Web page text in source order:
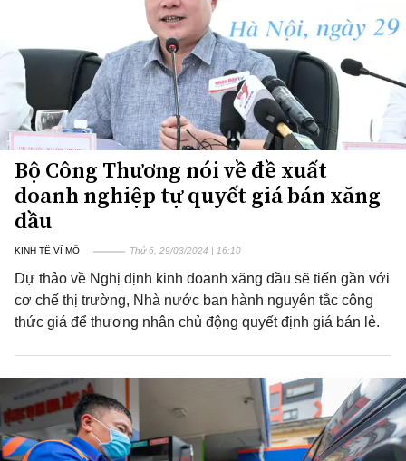
Bộ Công Thương nói về đề xuất
doanh nghiệp tự quyết giá bán xăng
dầu
KINH TẾ VĨ MÔ Thứ 6, 29/03/2024 | 16:10
Dự thảo về Nghị định kinh doanh xăng dầu sẽ tiến gần với
cơ chế thị trường, Nhà nước ban hành nguyên tắc công
thức giá để thương nhân chủ động quyết định giá bán lẻ.